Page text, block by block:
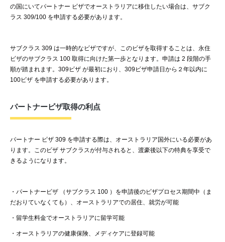
の国にいてパートナー ビザでオーストラリアに移住したい場合は、サブク
ラス 309/100 を申請する必要があります。
サブクラス 309 は一時的なビザですが、このビザを取得することは、永住
ビザのサブクラス 100 取得に向けた第一歩となります。申請は 2 段階の手
順が踏まれます。 309ビザ が最初におり 、309ビザ申請日から２年以内に
100ビザ を申請する必要があります。
パートナービザ取得の利点
パートナー ビザ 309 を申請する際は、オーストラリア国外にいる必要があ
ります。このビザ サブクラスが付与されると、渡豪後以下の特典を享受で
きるようになります。
・ パートナービザ （サブクラス 100 ） を申請後のビザプロセス期間中（ま
だおりていなくても）、オーストラリアでの居住、就労が可能
・ 留学生料金でオーストラリアに留学可能
・ オーストラリアの健康保険、メディケアに登録可能